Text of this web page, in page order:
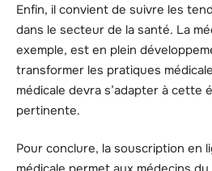
Enfin, il convient de suivre les
dans le secteur de la santé. La
exemple, est en plein
transformer les pratiques
médicale devra s’adapter à cette
pertinente.
Pour conclure, la souscription en